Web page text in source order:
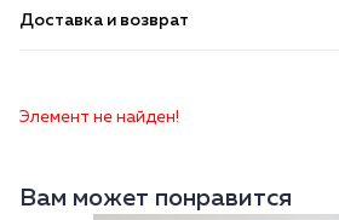
Доставка и возврат
Элемент не найден!
Вам может понравится